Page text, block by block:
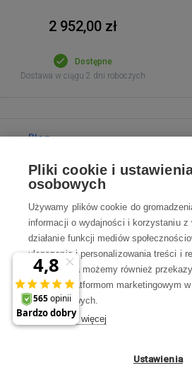
2 952,00 zł
Dostępne
Dostawa w ciągu 2 dni roboczych
Blog
Poradnia
Wszystko o zakupach
Kontakt
Skontaktuj się z Nami
Pon-Pt
Pliki cookie i
osobowych
Używamy plików cookie do
informacji o wydajności i korzystaniu z
działanie funkcji mediów
ulepszania i personalizowania treści i
użytkownika możemy również
osobowe platformom marketingowym
marketingowych.
Dowiedz się więcej
Ustawienia